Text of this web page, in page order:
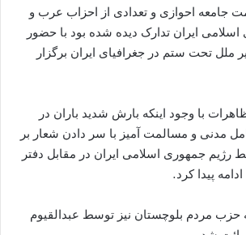
جامعه احوازی و تعدادی از احزاب عرب و
ایران تدارک دیده شده بود با حضور
ملل تحت ستم در جغرافیای ایران برگزار
با وجود اینکه بارش شدید باران در
مدنی و مسالمت آمیز با سر دادن شعار بر
جمهوری اسلامی ایران در مقابل دفتر
پیدا کرد.
حزب مردم بلوچستان نیز توسط عبدالقیوم